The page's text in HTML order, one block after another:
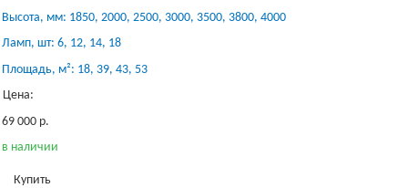
Высота, мм: 1850, 2000, 2500, 3000, 3500, 3800, 4000
Ламп, шт: 6, 12, 14, 18
Площадь, м²: 18, 39, 43, 53
Цена:
69 000 р.
в наличии
Купить